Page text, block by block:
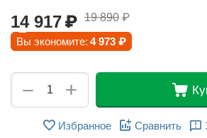
14 917₽ 19 890 ₽
Вы экономите: 4 973 ₽
+
−
Избранное Сравнить